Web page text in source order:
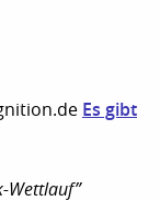
Es gibt
Wettlauf”